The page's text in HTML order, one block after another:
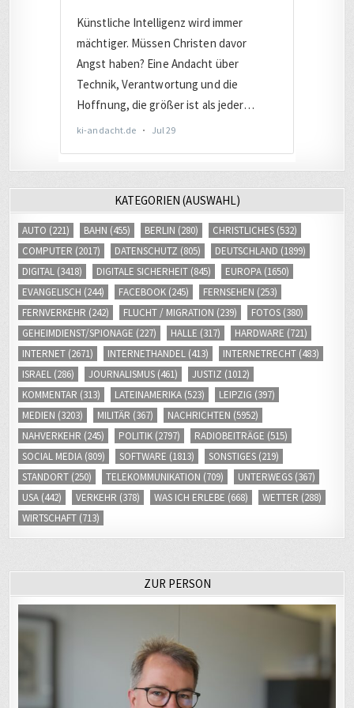
KATEGORIEN (AUSWAHL)
AUTO (221) BAHN (455) BERLIN (280) CHRISTLICHES (532)
COMPUTER (2017) DATENSCHUTZ (805) DEUTSCHLAND (1899)
DIGITAL (3418) DIGITALE SICHERHEIT (845) EUROPA (1650)
EVANGELISCH (244) FACEBOOK (245) FERNSEHEN (253)
FERNVERKEHR (242) FLUCHT / MIGRATION (239) FOTOS (380)
GEHEIMDIENST/SPIONAGE (227) HALLE (317) HARDWARE (721)
INTERNET (2671) INTERNETHANDEL (413) INTERNETRECHT (483)
ISRAEL (286) JOURNALISMUS (461) JUSTIZ (1012)
KOMMENTAR (313) LATEINAMERIKA (523) LEIPZIG (397)
MEDIEN (3203) MILITÄR (367) NACHRICHTEN (5952)
NAHVERKEHR (245) POLITIK (2797) RADIOBEITRÄGE (515)
SOCIAL MEDIA (809) SOFTWARE (1813) SONSTIGES (219)
STANDORT (250) TELEKOMMUNIKATION (709) UNTERWEGS (367)
USA (442) VERKEHR (378) WAS ICH ERLEBE (668) WETTER (288)
WIRTSCHAFT (713)
ZUR PERSON